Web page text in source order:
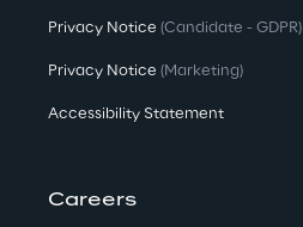
Privacy Notice (Candidate - GDPR)
Privacy Notice (Marketing)
Accessibility Statement
Careers